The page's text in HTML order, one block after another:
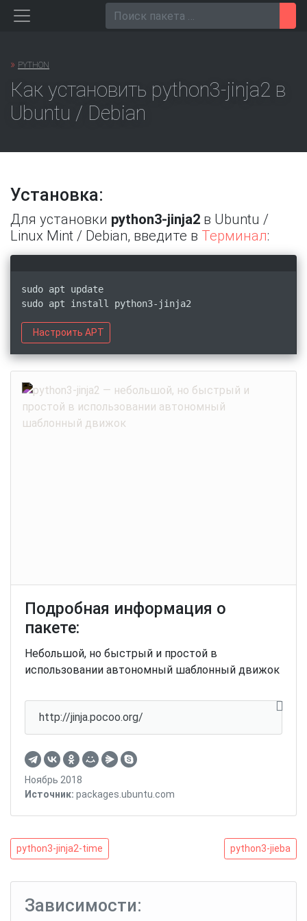
Перейти
» PYTHON
Как установить python3-jinja2 в
Ubuntu / Debian
Установка:
Для установки python3-jinja2 в Ubuntu /
Linux Mint / Debian, введите в Терминал:
sudo apt update
sudo apt install python3-jinja2
Настроить APT
Подробная информация о
пакете:
Небольшой, но быстрый и простой в
использовании автономный шаблонный движок
http://jinja.pocoo.org/
Ноябрь 2018
Источник: packages.ubuntu.com
Навигация
записям
python3-
jinja2-
time
python3-jinja2-time
python3-
jieba
python3-jieba
Зависимости: